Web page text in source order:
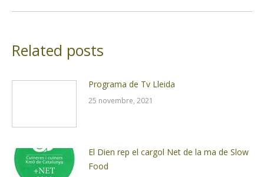
Related posts
Programa de Tv Lleida
25 novembre, 2021
El Dien rep el cargol Net de la ma de Slow
Food